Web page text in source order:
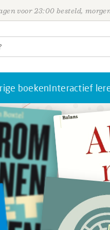
voor 23:00 besteld,
boekenInteractief